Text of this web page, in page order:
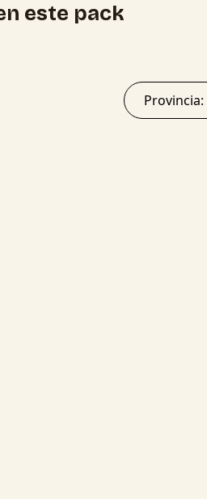
este pack